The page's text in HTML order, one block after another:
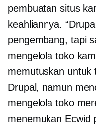
pembuatan situs
keahliannya.
pengembang, tapi
mengelola toko
memutuskan untuk
Drupal, namun
mengelola toko
menemukan Ecwid